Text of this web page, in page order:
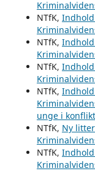
NTfK, Indhold
NTfK, Indhold
NTfK, Indhold
NTfK, Indhold
unge i
NTfK, Ny
NTfK, Indhold